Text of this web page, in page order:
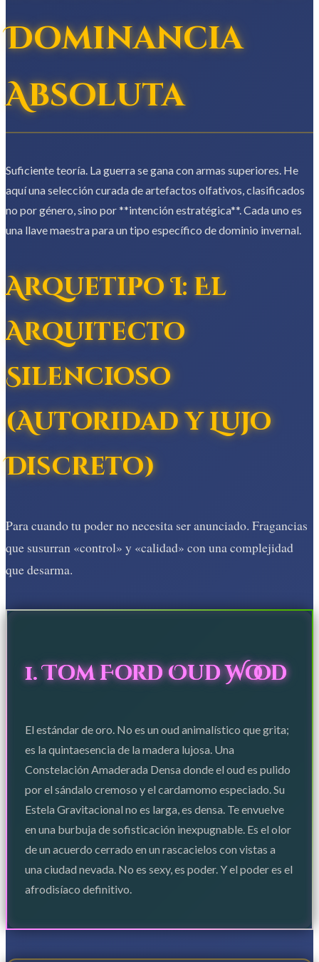
Dominancia
Absoluta
Suficiente teoría. La guerra se gana con armas superiores. He
aquí una selección curada de artefactos olfativos, clasificados
no por género, sino por **intención estratégica**. Cada uno es
una llave maestra para un tipo específico de dominio invernal.
Arquetipo I: El
Arquitecto
Silencioso
(Autoridad y Lujo
Discreto)
Para cuando tu poder no necesita ser anunciado. Fragancias
que susurran «control» y «calidad» con una complejidad
que desarma.
1. Tom Ford Oud Wood
El estándar de oro. No es un oud animalístico que grita;
es la quintaesencia de la madera lujosa. Una
Constelación Amaderada Densa donde el oud es pulido
por el sándalo cremoso y el cardamomo especiado. Su
Estela Gravitacional no es larga, es densa. Te envuelve
en una burbuja de sofisticación inexpugnable. Es el olor
de un acuerdo cerrado en un rascacielos con vistas a
una ciudad nevada. No es sexy, es poder. Y el poder es el
afrodisíaco definitivo.